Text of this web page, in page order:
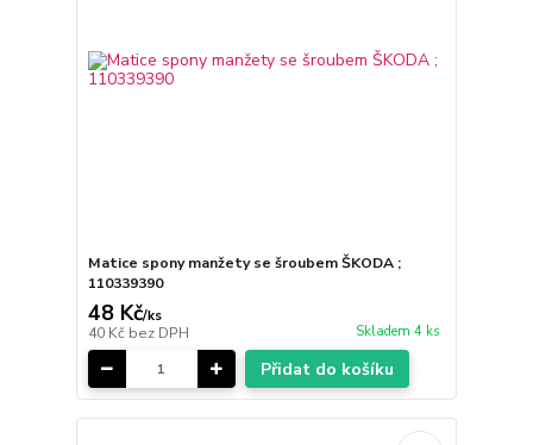
Matice spony manžety se šroubem ŠKODA ;
110339390
48 Kč/ks
40 Kč bez DPH Skladem 4 ks
Přidat do košíku